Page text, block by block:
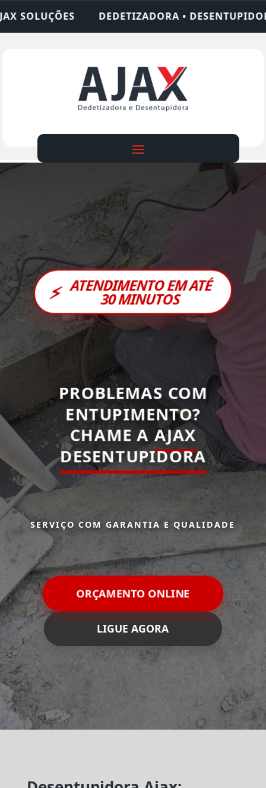
• DESENTUPIDORA • LIMPEZA DE
⚡ ATENDIMENTO EM ATÉ
30 MINUTOS
PROBLEMAS COM
ENTUPIMENTO?
CHAME A AJAX
DESENTUPIDORA
SERVIÇO COM GARANTIA E QUALIDADE
ORÇAMENTO ONLINE
LIGUE AGORA